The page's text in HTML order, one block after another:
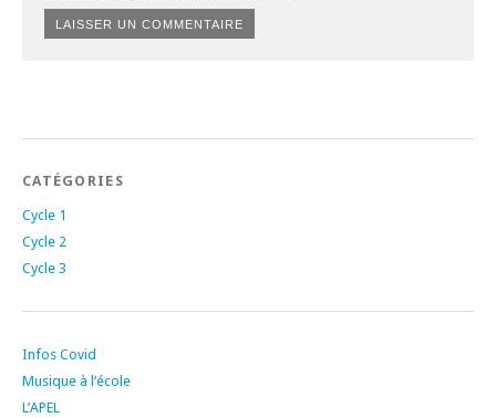
CATÉGORIES
Cycle 1
Cycle 2
Cycle 3
Infos Covid
Musique à l’école
L’APEL